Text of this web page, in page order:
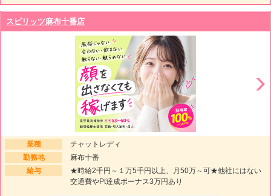
スピリッツ麻布十番店
業種
チャットレディ
勤務地
麻布十番
給与
★時給2千円～１万5千円以上、月50万～可★他社にはない
交通費やPt達成ボーナス3万円あり